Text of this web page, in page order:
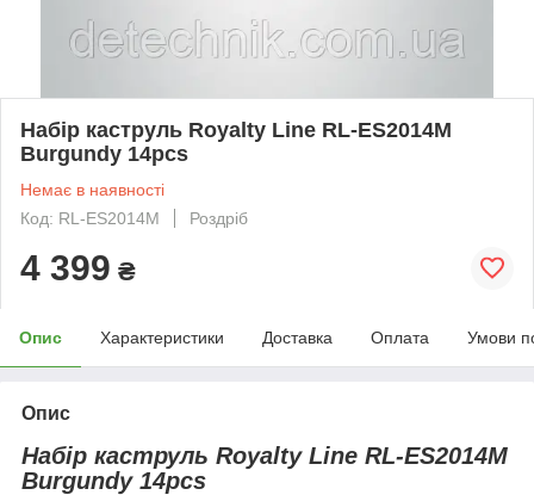
Набір каструль Royalty Line RL-ES2014M
Burgundy 14pcs
Немає в наявності
Код: RL-ES2014M
Роздріб
4 399 ₴
Опис Характеристики Доставка Оплата Умови
Опис
Набір каструль Royalty Line RL-ES2014M
Burgundy 14pcs